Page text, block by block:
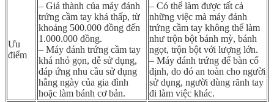
Ưu
điểm
– Giá thành của máy đánh
trứng cầm tay khá thấp, từ
khoảng 500.000 đồng đến
1.000.000 đồng.
– Máy đánh trứng cầm tay
khá nhỏ gọn, dễ sử dụng,
đáp ứng nhu cầu sử dụng
hằng ngày của gia đình
hoặc làm bánh cơ bản.
– Có thể làm được tất cả
những việc mà máy đánh
trứng cầm tay không thể làm
như trộn bột bánh mỳ, bánh
ngọt, trộn bột với lượng lớn.
– Máy đánh trứng để bàn cố
định, do đó an toàn cho người
sử dụng, người dùng rãnh tay
đi làm việc khác.